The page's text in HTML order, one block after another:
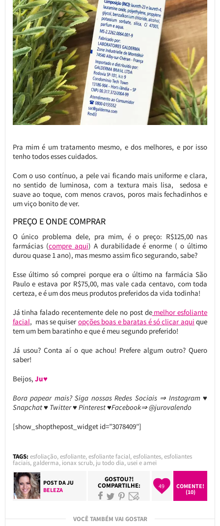
Pra mim é um tratamento mesmo, e dos melhores, e por isso
tenho todos esses cuidados.
Com o uso contínuo, a pele vai ficando mais uniforme e clara,
no sentido de luminosa, com a textura mais lisa, sedosa e
suave ao toque, com menos cravos, poros mais fechadinhos e
um viço bonito de ver.
PREÇO E ONDE COMPRAR
O único problema dele, pra mim, é o preço: R$125,00 nas
farmácias (compre aqui) A durabilidade é enorme ( o último
durou quase 1 ano), mas mesmo assim fico segurando, sabe?
Esse último só comprei porque era o último na farmácia São
Paulo e estava por R$75,00, mas vale cada centavo, com toda
certeza, e é um dos meus produtos preferidos da vida todinha!
Já tinha falado recentemente dele no post demelhor esfoliante
facial, mas se quiser opções boas e baratas é só clicar aqui que
tem um bem baratinho e que é meu segundo preferido!
Já usou? Conta aí o que achou! Prefere algum outro? Quero
saber!
Beijos, Ju♥
Bora papear mais? Siga nossas Redes Sociais ⇒ Instagram ♥
Snapchat ♥ Twitter ♥ Pinterest ♥Facebook⇒ @jurovalendo
[show_shopthepost_widget id=”3078409″]
TAGS: esfoliação,esfoliante,esfoliante facial,esfoliantes,esfoliantes
faciais, galderma, ionax scrub, ju todo dia, usei e amei
POST DAJU
BELEZA
GOSTOU?!
COMPARTILHE: 49
COMENTE!
(10)
VOCÊ TAMBÉM VAI GOSTAR